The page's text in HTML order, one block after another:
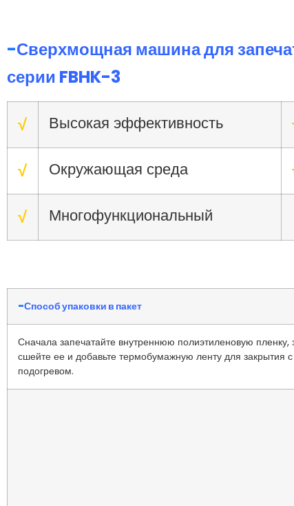
-Сверхмощная машина для
серии FBHK-3
√ Высокая эффективность
√ Окружающая среда
√ Многофункциональный
-Способ упаковки в пакет
Сначала запечатайте внутреннюю полиэтиленовую пленку,
сшейте ее и добавьте термобумажную ленту для закрытия с
подогревом.